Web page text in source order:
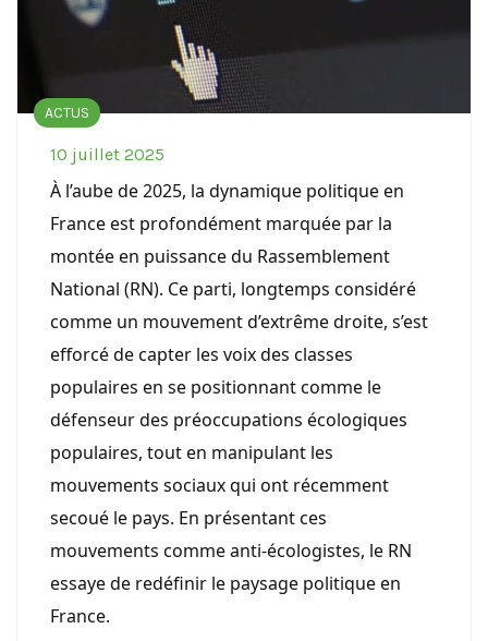
ACTUS
10 juillet 2025
À l’aube de 2025, la dynamique politique en
France est profondément marquée par la
montée en puissance du Rassemblement
National (RN). Ce parti, longtemps considéré
comme un mouvement d’extrême droite, s’est
efforcé de capter les voix des classes
populaires en se positionnant comme le
défenseur des préoccupations écologiques
populaires, tout en manipulant les
mouvements sociaux qui ont récemment
secoué le pays. En présentant ces
mouvements comme anti-écologistes, le RN
essaye de redéfinir le paysage politique en
France.